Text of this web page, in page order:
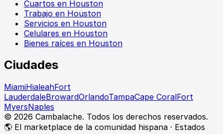
Cuartos en Houston
Trabajo en Houston
Servicios en Houston
Celulares en Houston
Bienes raíces en Houston
Ciudades
MiamiHialeahFort
LauderdaleBrowardOrlandoTampaCape CoralFort
MyersNaples
© 2026 Cambalache. Todos los derechos reservados.
🌎 El marketplace de la comunidad hispana · Estados